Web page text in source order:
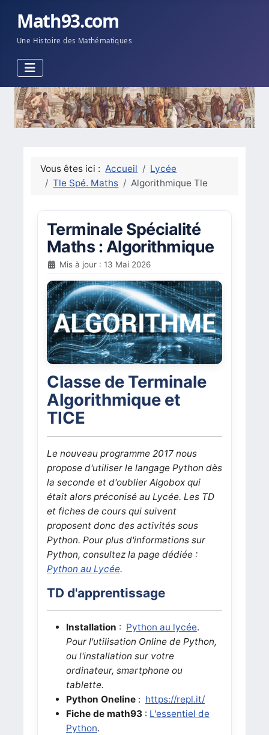
Math93.com
Une Histoire des Mathématiques
Vous êtes ici : Accueil
Lycée
Tle Spé. Maths
Algorithmique Tle
Terminale Spécialité
Maths : Algorithmique
Mis à jour : 13 Mai 2026
Classe de Terminale
Algorithmique et
TICE
Le nouveau programme 2017 nous
propose d'utiliser le langage Python dès
la seconde et d'oublier Algobox qui
était alors préconisé au Lycée. Les TD
et fiches de cours qui suivent
proposent donc des activités sous
Python. Pour plus d'informations sur
Python, consultez la page dédiée :
Python au Lycée.
TD d'apprentissage
Installation : Python au lycée.
Pour l'utilisation Online de Python,
ou l'installation sur votre
ordinateur, smartphone ou
tablette.
Python Oneline : https://repl.it/
Fiche de math93: L'essentiel de
Python.